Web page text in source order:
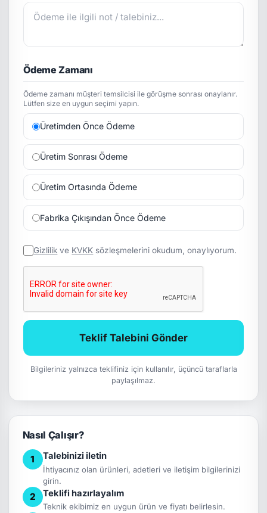
Ödeme Zamanı
Ödeme zamanı müşteri temsilcisi ile görüşme sonrası onaylanır.
Lütfen size en uygun seçimi yapın.
Üretimden Önce Ödeme
Üretim Sonrası Ödeme
Üretim Ortasında Ödeme
Fabrika Çıkışından Önce Ödeme
Gizlilik ve KVKK sözleşmelerini okudum, onaylıyorum.
Teklif Talebini Gönder
Bilgileriniz yalnızca teklifiniz için kullanılır, üçüncü taraflarla
paylaşılmaz.
Nasıl Çalışır?
1 Talebinizi iletin
İhtiyacınız olan ürünleri, adetleri ve iletişim bilgilerinizi
girin.
2 Teklifi hazırlayalım
Teknik ekibimiz en uygun ürün ve fiyatı belirlesin.